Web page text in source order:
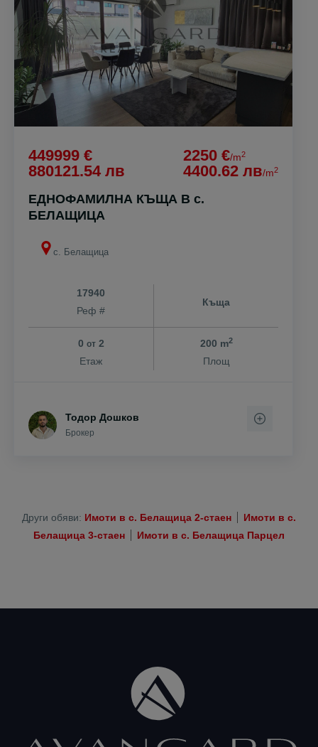
449999 €
880121.54 лв
2250 €/m2
4400.62 лв/m2
ЕДНОФАМИЛНА КЪЩА В с.
БЕЛАЩИЦА
с. Белащица
17940
Реф #
Къща
0 от2
Етаж
200 m2
Площ
Тодор Дошков
Брокер
Други обяви: Имоти в с. Белащица 2-стаен
Имоти в с.
Белащица 3-стаен
Имоти в с. Белащица Парцел